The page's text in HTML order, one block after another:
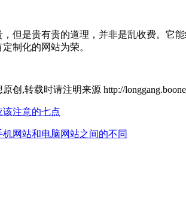
但是贵有贵的道理，并非是乱收费。它
制化的网站为荣。
创,转载时请注明来源 http://
该注意的七点
网站和电脑网站之间的不同